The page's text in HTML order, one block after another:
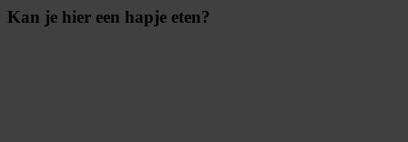
Kan je hier een hapje eten?